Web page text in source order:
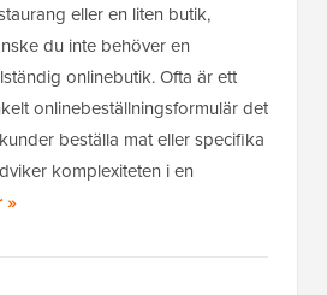
eller en liten butik,
du inte behöver en
onlinebutik. Ofta är ett
onlinebeställningsformulär det
beställa mat eller specifika
komplexiteten i en
»